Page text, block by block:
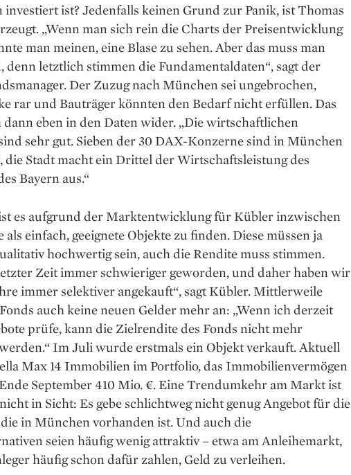
ist? Jedenfalls keinen Grund zur Panik, ist Thomas
„Wenn man sich rein die Charts der Preisentwicklung
man meinen, eine Blase zu sehen. Aber das muss man
denn letztlich stimmen die Fundamentaldaten“, sagt der
Der Zuzug nach München sei ungebrochen,
rar und Bauträger könnten den Bedarf nicht erfüllen. Das
dann eben in den Daten wider. „Die wirtschaftlichen
sehr gut. Sieben der 30 DAX-Konzerne sind in München
die Stadt macht ein Drittel der Wirtschafts­leistung des
Bayern aus.“
es aufgrund der Markt­entwicklung für Kübler inzwischen
als einfach, geeignete Objekte zu finden. Diese müssen ja
hochwertig sein, auch die Rendite muss stimmen.
Zeit immer schwieriger geworden, und daher haben wir
immer selektiver angekauft“, sagt Kübler. Mittlerweile
auch keine neuen Gelder mehr an: „Wenn ich derzeit
prüfe, kann die Zielrendite des Fonds nicht mehr
Im Juli wurde erstmals ein Objekt verkauft. Aktuell
Max 14 Immobilien im Portfolio, das Immobilienvermögen
September 410 Mio. €. Eine Trendumkehr am Markt ist
in Sicht: Es gebe schlichtweg nicht genug Angebot für die
in München vorhanden ist. Und auch die
seien häufig wenig attraktiv – etwa am Anleihemarkt,
häufig schon dafür zahlen, Geld zu verleihen.